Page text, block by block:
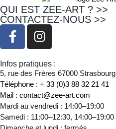
QUI EST ZEE-ART ? >>
CONTACTEZ-NOUS >>
Infos pratiques :
5, rue des Frères 67000 Strasbourg
Téléphone : + 33 (0)3 88 32 21 41
Mail : contact@zee-art.com
Mardi au vendredi : 14:00–19:00
Samedi : 11:00–12:30, 14:00–19:00